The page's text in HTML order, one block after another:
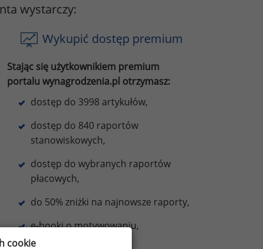
wystarczy:
Wykupić dostęp premium
Stając się użytkownikiem premium
portalu wynagrodzenia.pl otrzymasz:
dostęp do 3998 artykułów,
dostęp do 840 raportów
stanowiskowych,
dostęp do wybranych raportów
płacowych,
do 50% zniżki na najnowsze raporty,
e-booki o motywowaniu,
cookie